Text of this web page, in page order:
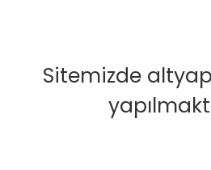
Sitemizde